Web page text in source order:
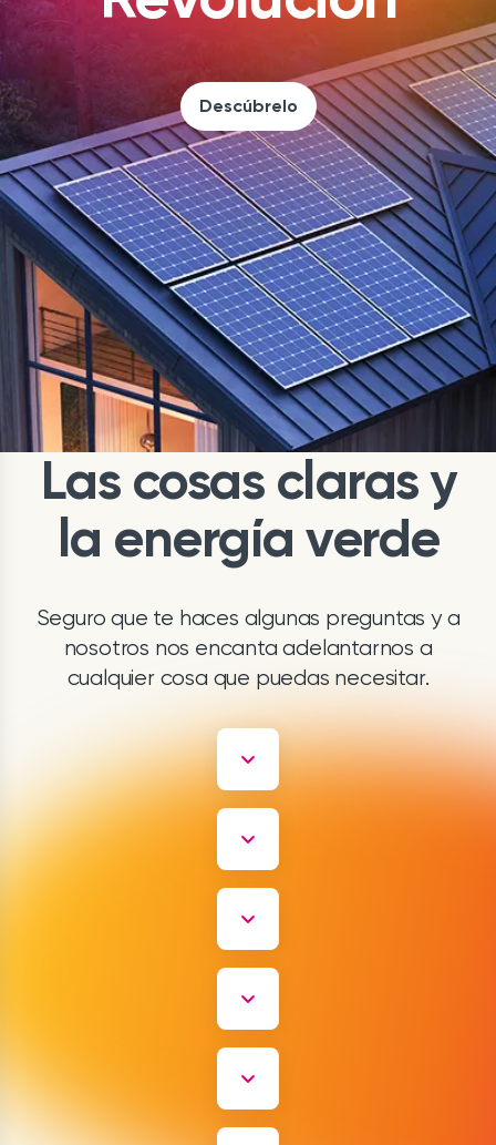
Descúbrelo
Las cosas claras y
la energía verde
Seguro que te haces algunas preguntas y a
nosotros nos encanta adelantarnos a
cualquier cosa que puedas necesitar.